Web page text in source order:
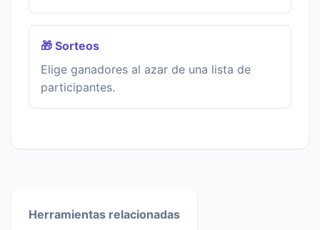
🎁 Sorteos
Elige ganadores al azar de una lista de
participantes.
Herramientas relacionadas